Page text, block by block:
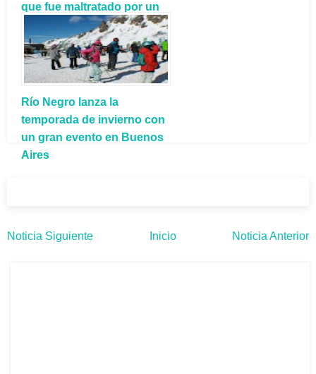
que fue maltratado por un
oficial de seguridad
Río Negro lanza la
temporada de invierno con
un gran evento en Buenos
Aires
Noticia Siguiente Inicio Noticia Anterior